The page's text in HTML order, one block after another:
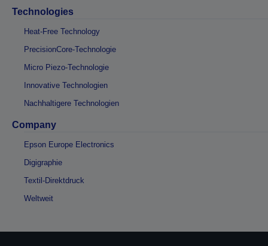
Technologies
Heat-Free Technology
PrecisionCore-Technologie
Micro Piezo-Technologie
Innovative Technologien
Nachhaltigere Technologien
Company
Epson Europe Electronics
Digigraphie
Textil-Direktdruck
Weltweit